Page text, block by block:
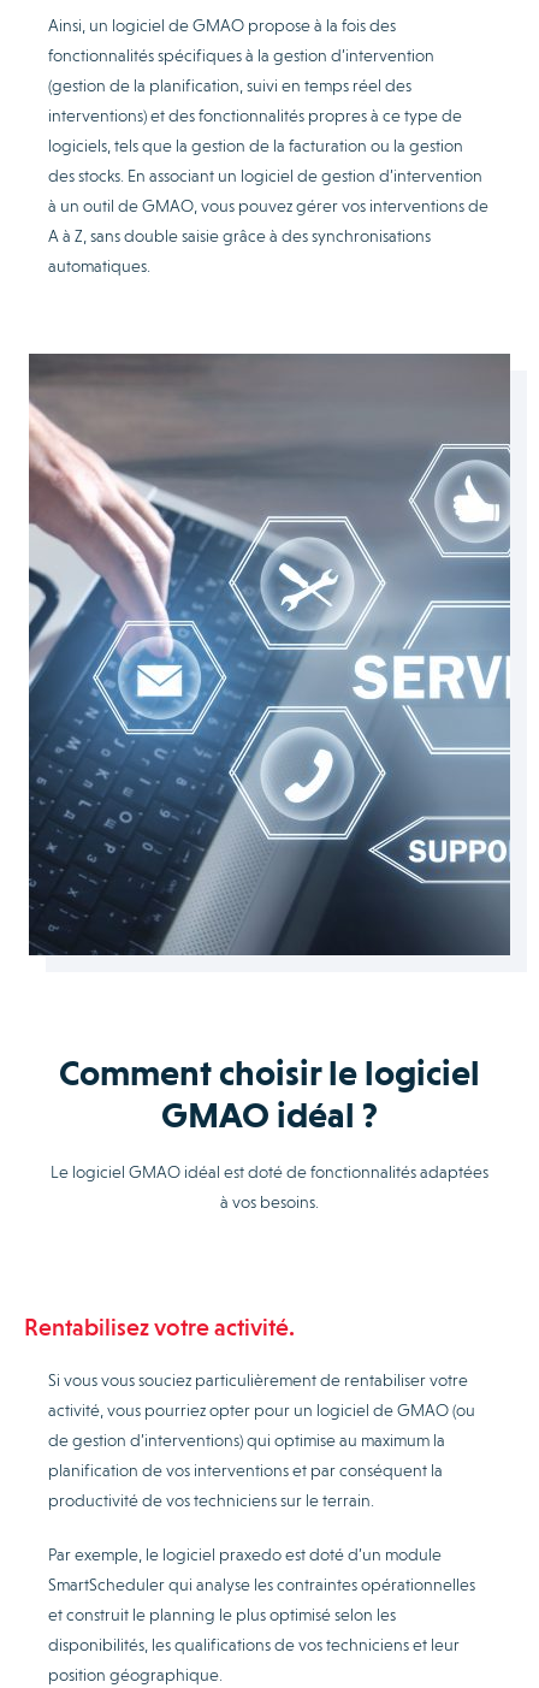
Ainsi, un logiciel de GMAO propose à la fois des
fonctionnalités spécifiques à la gestion d’intervention
(gestion de la planification, suivi en temps réel des
interventions) et des fonctionnalités propres à ce type de
logiciels, tels que la gestion de la facturation ou la gestion
des stocks. En associant un logiciel de gestion d’intervention
à un outil de GMAO, vous pouvez gérer vos interventions de
A à Z, sans double saisie grâce à des synchronisations
automatiques.
Comment choisir le logiciel
GMAO idéal ?
Le logiciel GMAO idéal est doté de fonctionnalités adaptées
à vos besoins.
Rentabilisez votre activité.
Si vous vous souciez particulièrement de rentabiliser votre
activité, vous pourriez opter pour un logiciel de GMAO (ou
de gestion d’interventions) qui optimise au maximum la
planification de vos interventions et par conséquent la
productivité de vos techniciens sur le terrain.
Par exemple, le logiciel praxedo est doté d’un module
SmartScheduler qui analyse les contraintes opérationnelles
et construit le planning le plus optimisé selon les
disponibilités, les qualifications de vos techniciens et leur
position géographique.